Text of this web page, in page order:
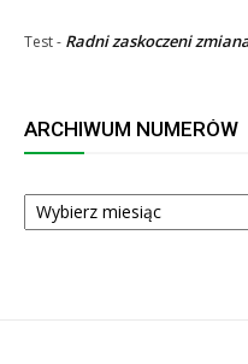
Test- Radni zaskoczeni
ARCHIWUM NUMERÓW
ARCHIWUM
NUMERÓW